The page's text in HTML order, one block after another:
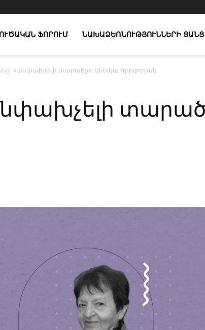
ՖՈՐՈՒՄ ՆԱԽԱՁԵՌՆՈՒԹՅՈՒՆՆԵՐԻ ՑԱՆՑ
«անփախչելի տարածք». Անելկա Գրիգորյան